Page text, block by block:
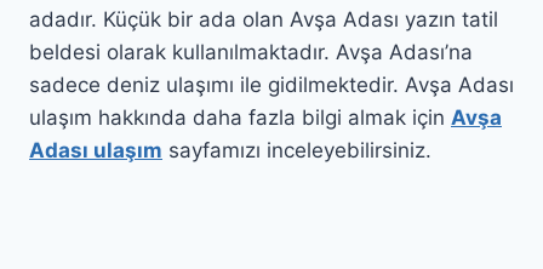
adadır. Küçük bir ada olan Avşa Adası yazın tatil
beldesi olarak kullanılmaktadır. Avşa Adası’na
sadece deniz ulaşımı ile gidilmektedir. Avşa Adası
ulaşım hakkında daha fazla bilgi almak için Avşa
Adası ulaşım sayfamızı inceleyebilirsiniz.